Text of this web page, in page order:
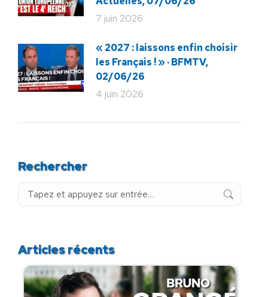
7 juin 2026
« 2027 : laissons enfin choisir
les Français ! » · BFMTV,
02/06/26
4 juin 2026
Rechercher
Recherche
Articles récents